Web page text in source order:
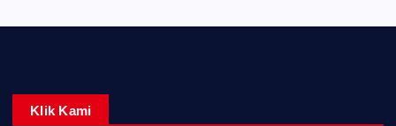
Klik Kami